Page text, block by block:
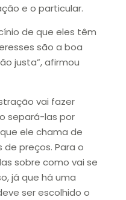
e o particular.
de que eles têm
são a boa
justa”, afirmou
vai fazer
separá-las por
ele chama de
preços. Para o
sobre como vai se
já que há uma
ser escolhido o